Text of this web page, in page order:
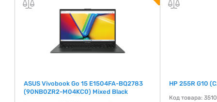
ASUS Vivobook Go 15 E1504FA-BQ2783
(90NB0ZR2-M04KC0) Mixed Black
HP 255R G10
Код товара: